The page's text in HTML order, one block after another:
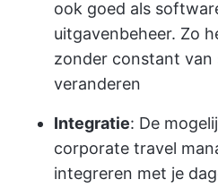
ook goed als
uitgavenbeheer. Zo
zonder constant
veranderen
Integratie: De
corporate travel
integreren met je